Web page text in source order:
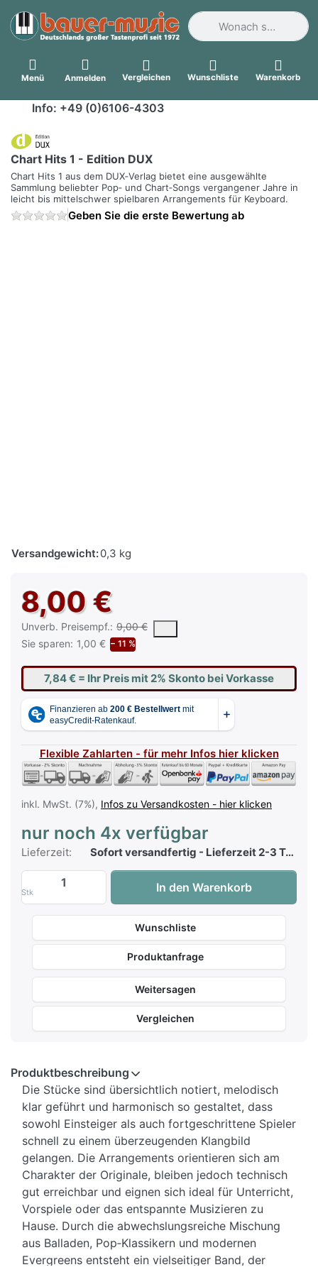
Geben Sie einen
Menü Anmelden Vergleichen Wunschliste Warenkorb
Info: +49 (0)6106-4303
Chart Hits 1 - Edition DUX
Chart Hits 1 aus dem DUX‑Verlag bietet eine ausgewählte
Sammlung beliebter Pop‑ und Chart‑Songs vergangener Jahre in
leicht bis mittelschwer spielbaren Arrangements für Keyboard.
Geben Sie die erste Bewertung ab
Versandgewicht:0,3 kg
8,00 €
Unverb. Preisempf.: 9,00 €
Die UVP ist der vorgeschlagene oder empfohlene
Sie sparen: 1,00 € − 11 %
7,84 € = Ihr Preis mit 2% Skonto bei Vorkasse
Flexible Zahlarten - für mehr Infos hier klicken
inkl. MwSt. (7%), Infos zu Versandkosten - hier klicken
nur noch 4x verfügbar
Lieferzeit: Sofort versandfertig - Lieferzeit 2-3 Tage
Stk
Chart Hits 1 - Edition DUX zu 8,00 €,
In den Warenkorb
Wunschliste
Produktanfrage
Weitersagen
Vergleichen
Produktbeschreibung
Die Stücke sind übersichtlich notiert, melodisch
klar geführt und harmonisch so gestaltet, dass
sowohl Einsteiger als auch fortgeschrittene Spieler
schnell zu einem überzeugenden Klangbild
gelangen. Die Arrangements orientieren sich am
Charakter der Originale, bleiben jedoch technisch
gut erreichbar und eignen sich ideal für Unterricht,
Vorspiele oder das entspannte Musizieren zu
Hause. Durch die abwechslungsreiche Mischung
aus Balladen, Pop‑Klassikern und modernen
Evergreens entsteht ein vielseitiger Band, der